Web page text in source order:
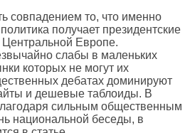
совпадением то, что именно
получает президентские
Европе.
слабы в маленьких
которых не могут их
дебатах доминируют
и дешевые таблоиды. В
сильным общественным
национальной беседы, в